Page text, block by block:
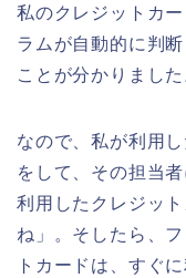
私のクレジットカ
ラムが自動的に判
ことが分かりました
なので、私が利用
をして、その担当
利用したクレジッ
ね」。そしたら、
トカードは、すぐ